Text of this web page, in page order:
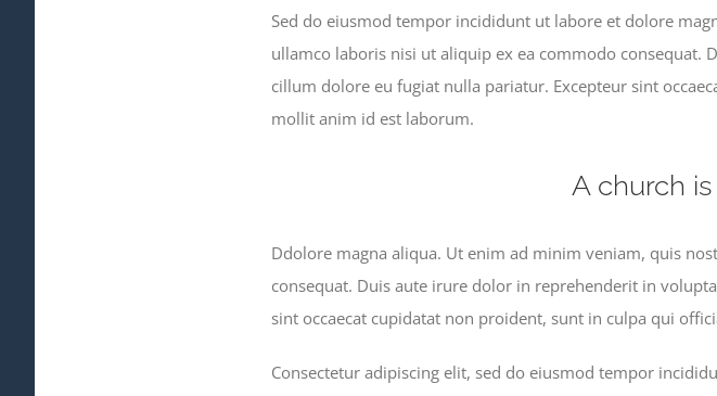
Sed do eiusmod tempor incididunt ut labore et dolore
ullamco laboris nisi ut aliquip ex ea commodo consequat.
cillum dolore eu fugiat nulla pariatur. Excepteur sint
mollit anim id est laborum.
A church
Ddolore magna aliqua. Ut enim ad minim veniam, quis
consequat. Duis aute irure dolor in reprehenderit in
sint occaecat cupidatat non proident, sunt in culpa qui
Consectetur adipiscing elit, sed do eiusmod tempor